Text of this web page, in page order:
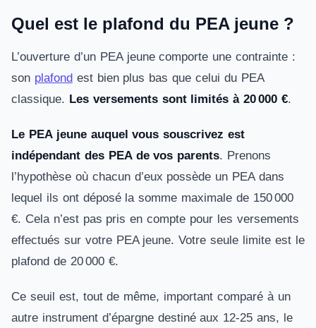
Quel est le plafond du PEA jeune ?
L’ouverture d’un PEA jeune comporte une contrainte :
son plafondest bien plus bas que celui du PEA
classique. Les versements sont limités à 20 000 €.
Le PEA jeune auquel vous souscrivez est
indépendant des PEA de vos parents. Prenons
l’hypothèse où chacun d’eux possède un PEA dans
lequel ils ont déposé la somme maximale de 150 000
€. Cela n’est pas pris en compte pour les versements
effectués sur votre PEA jeune. Votre seule limite est le
plafond de 20 000 €.
Ce seuil est, tout de même, important comparé à un
autre instrument d’épargne destiné aux 12-25 ans, le